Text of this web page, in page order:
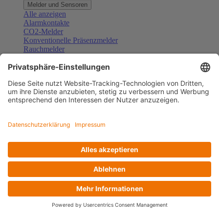
Melder und Sensoren
Alle anzeigen
Alarmkontakte
CO2-Melder
Konventionelle Präsenzmelder
Rauchmelder
Gefahrenmelder
Türsprechanlagen
Alle anzeigen
Außenstationen
Klingeltaster und Gongs
Sprechanlagen-Sets
Zubehör Türkommunikation
Videoüberwachung
Zubehör Videoüberwachung
Alle anzeigen